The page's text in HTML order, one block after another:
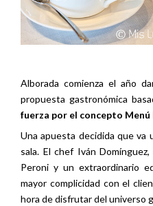
Alborada comienza el año
propuesta gastronómica
fuerza por el concepto
Una apuesta decidida que va
sala. El chef Iván
Peroni y un extraordinario
mayor complicidad con el
hora de disfrutar del universo